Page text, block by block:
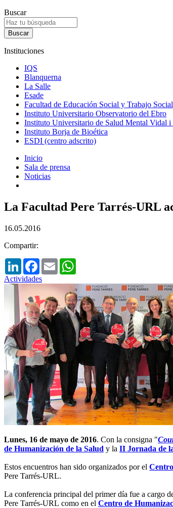
Buscar
Instituciones
IQS
Blanquerna
La Salle
Esade
Facultad de Educación Social y Trabajo
Instituto Universitario Observatorio del Ebro
Instituto Universitario de Salud Mental Vidal i
Instituto Borja de Bioética
ESDI (centro adscrito)
Inicio
Sala de prensa
Noticias
La Facultad Pere Tarrés-URL
16.05.2016
Compartir:
LinkedInFacebook
Email
Actividades
Lunes, 16 de mayo de 2016. Con la consigna "
de Humanización de la Salud y la II Jornada de
Estos encuentros han sido organizados por el
Pere Tarrés-URL.
La conferencia principal del primer día fue a cargo
Pere Tarrés-URL como en el Centro de